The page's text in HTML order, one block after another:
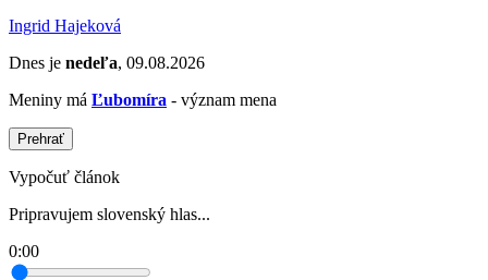
Ingrid Hajeková
Dnes je nedeľa, 09.08.2026
Meniny má Ľubomíra - význam mena
Prehrať
Vypočuť článok
Pripravujem slovenský hlas...
0:00